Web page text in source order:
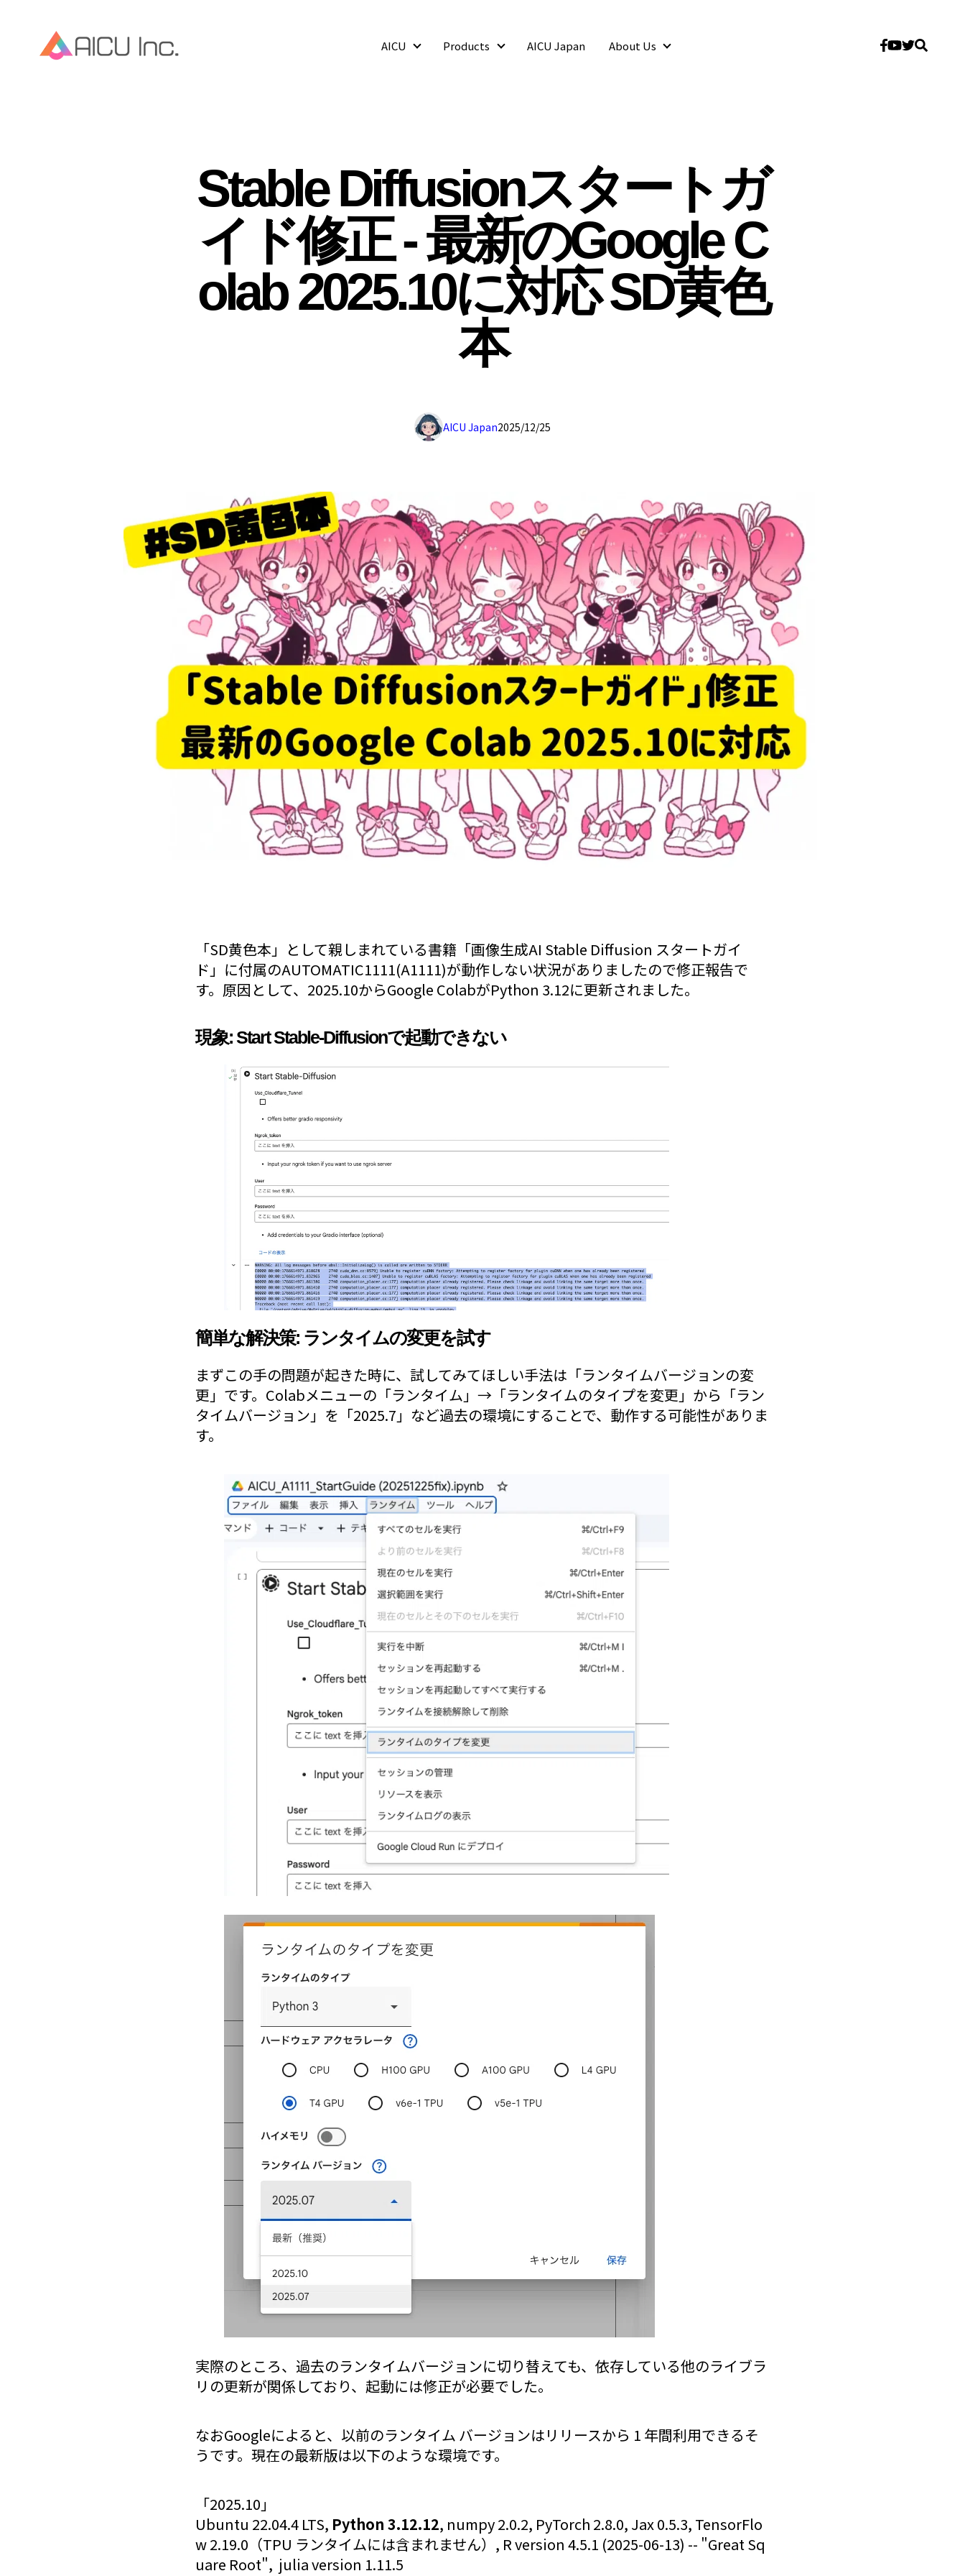
AICU Products AICU Japan About Us
Stable Diffusionスタートガ
イド修正 - 最新のGoogle C
olab 2025.10に対応 SD黄色
本
2025/12/25
AICU Japan
「SD黄色本」として親しまれている書籍「画像生成AI Stable Diffusion スタートガイ
ド」に付属のAUTOMATIC1111(A1111)が動作しない状況がありましたので修正報告で
す。原因として、2025.10からGoogle ColabがPython 3.12に更新されました。
現象: Start Stable-Diffusionで起動できない
簡単な解決策: ランタイムの変更を試す
まずこの手の問題が起きた時に、試してみてほしい手法は「ランタイムバージョンの変
更」です。Colabメニューの「ランタイム」→「ランタイムのタイプを変更」から「ラン
タイムバージョン」を「2025.7」など過去の環境にすることで、動作する可能性がありま
す。
実際のところ、過去のランタイムバージョンに切り替えても、依存している他のライブラ
リの更新が関係しており、起動には修正が必要でした。
なおGoogleによると、以前のランタイム バージョンはリリースから 1 年間利用できるそ
うです。現在の最新版は以下のような環境です。
「2025.10」
Ubuntu 22.04.4 LTS, Python 3.12.12, numpy 2.0.2, PyTorch 2.8.0, Jax 0.5.3, TensorFlo
w 2.19.0（TPU ランタイムには含まれません）, R version 4.5.1 (2025-06-13) -- "Great Sq
uare Root", julia version 1.11.5